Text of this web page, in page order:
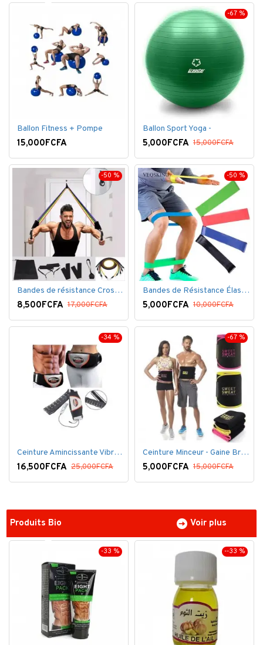
Ballon Fitness + Pompe
15,000FCFA
-67 %
Ballon Sport Yoga -
5,000FCFA 15,000FCFA
-50 %
Bandes de résistance Crossfit pour la remise en forme - 11 pièces/ensemble - Élastique- Caoutchouc
8,500FCFA 17,000FCFA
-50 %
Bandes de Résistance Élastique Latex pour Salle de Gym, Exercice, Yoga, Pilâtes, Kinésithérapie, Rééducation
5,000FCFA 10,000FCFA
-34 %
Ceinture Amincissante Vibro - Noir
16,500FCFA 25,000FCFA
-67 %
Ceinture Minceur - Gaine Brûlante - Ventre plat
5,000FCFA 15,000FCFA
Produits Bio Voir plus
-33 % --33 %